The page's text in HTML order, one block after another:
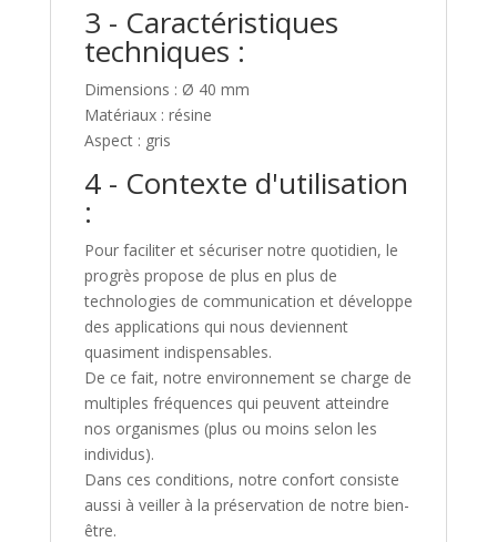
3 - Caractéristiques
techniques :
Dimensions : Ø 40 mm
Matériaux : résine
Aspect : gris
4 - Contexte d'utilisation
:
Pour faciliter et sécuriser notre quotidien, le
progrès propose de plus en plus de
technologies de communication et développe
des applications qui nous deviennent
quasiment indispensables.
De ce fait, notre environnement se charge de
multiples fréquences qui peuvent atteindre
nos organismes (plus ou moins selon les
individus).
Dans ces conditions, notre confort consiste
aussi à veiller à la préservation de notre bien-
être.